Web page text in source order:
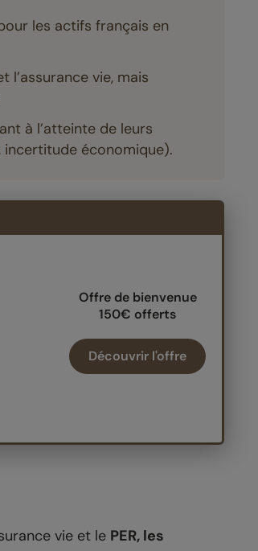
les actifs français en
l’assurance vie, mais
à l’atteinte de leurs
économique).
Offre de bienvenue
150€ offerts
Découvrir l'offre
vie et le PER, les